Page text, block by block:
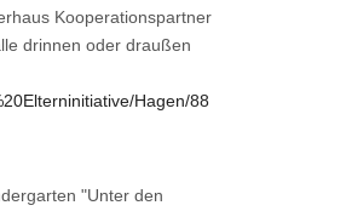
Kooperationspartner
drinnen oder draußen
Hagen/88
"Unter den